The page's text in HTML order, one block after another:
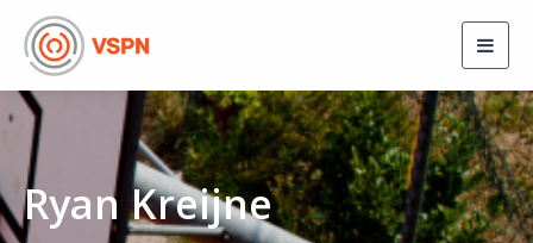
Ryan Kreijne